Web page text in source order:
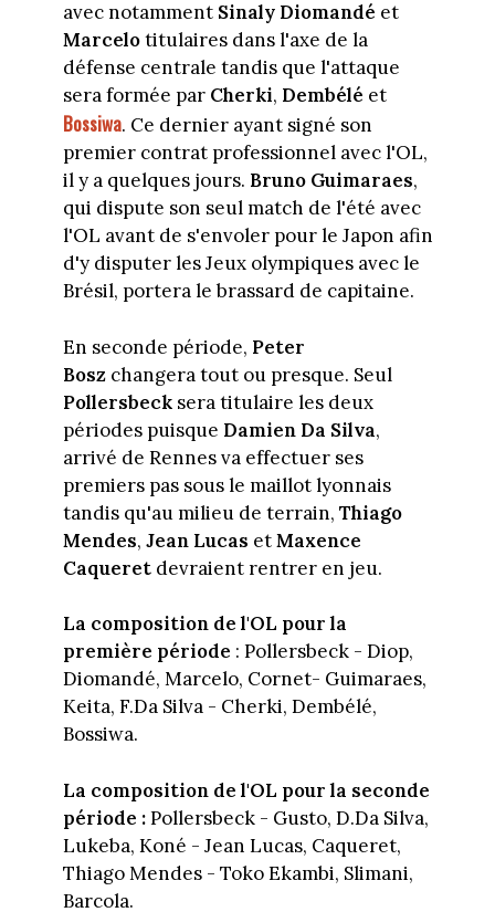
avec notamment Sinaly Diomandé et
Marcelotitulaires dans l'axe de la
défense centrale tandis que l'attaque
sera formée par Cherki, Dembélé et
Bossiwa. Ce dernier ayant signé son
premier contrat professionnel avec l'OL,
il y a quelques jours. Bruno Guimaraes,
qui dispute son seul match de l'été avec
l'OL avant de s'envoler pour le Japon afin
d'y disputer les Jeux olympiques avec le
Brésil, portera le brassard de capitaine.
En seconde période, Peter
Bosz changera tout ou presque. Seul
Pollersbecksera titulaire les deux
périodes puisque Damien Da Silva,
arrivé de Rennes va effectuer ses
premiers pas sous le maillot lyonnais
tandis qu'au milieu de terrain, Thiago
Mendes, Jean Lucas etMaxence
Caqueretdevraient rentrer en jeu.
La composition de l'OL pour la
première période : Pollersbeck - Diop,
Diomandé, Marcelo, Cornet- Guimaraes,
Keita, F.Da Silva - Cherki, Dembélé,
Bossiwa.
La composition de l'OL pour la seconde
période :Pollersbeck - Gusto, D.Da Silva,
Lukeba, Koné - Jean Lucas, Caqueret,
Thiago Mendes - Toko Ekambi, Slimani,
Barcola.